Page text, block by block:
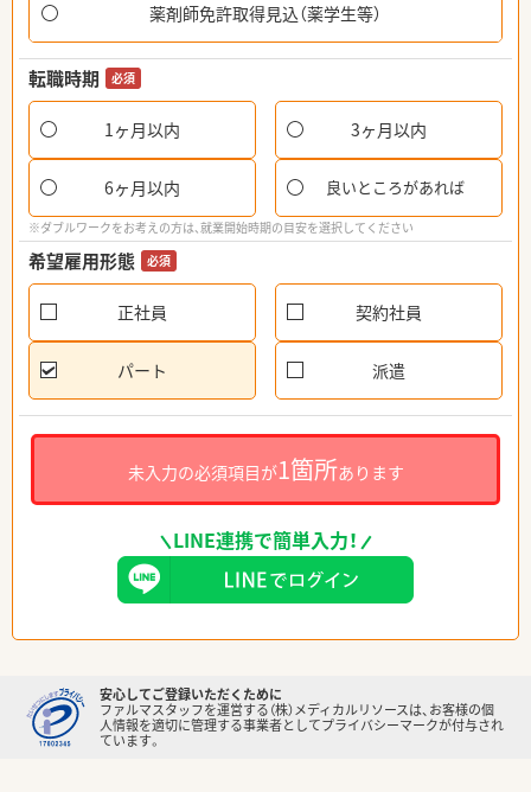
薬剤師免許取得見込（薬学生等）
転職時期 必須
1ヶ月以内 3ヶ月以内
6ヶ月以内 良いところがあれば
※ダブルワークをお考えの方は、就業開始時期の目安を選択してください
希望雇用形態 必須
正社員 契約社員
パート 派遣
未入力の必須項目が1箇所あります
LINE連携で簡単入力！
安心してご登録いただくために
ファルマスタッフを運営する（株）メディカルリソースは、お客様の個
人情報を適切に管理する事業者としてプライバシーマークが付与され
ています。